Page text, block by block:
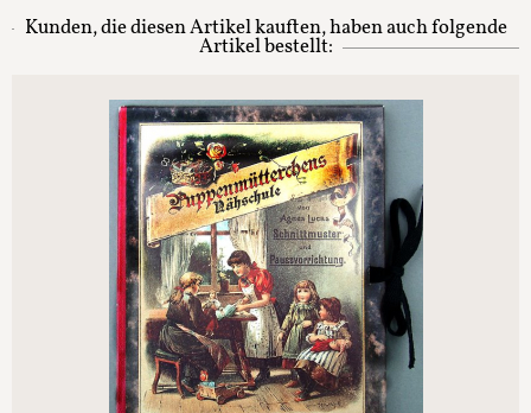
Kunden, die diesen Artikel kauften, haben auch folgende
Artikel bestellt: